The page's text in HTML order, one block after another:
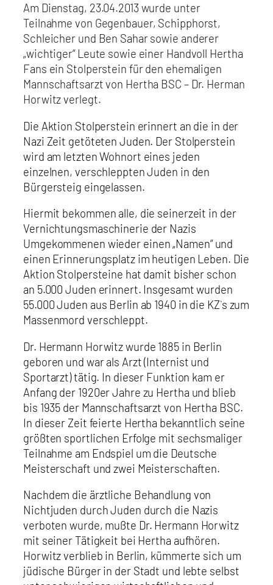
Am Dienstag, 23.04.2013 wurde unter
Teilnahme von Gegenbauer, Schipphorst,
Schleicher und Ben Sahar sowie anderer
„wichtiger“ Leute sowie einer Handvoll Hertha
Fans ein Stolperstein für den ehemaligen
Mannschaftsarzt von Hertha BSC – Dr. Herman
Horwitz verlegt.
Die Aktion Stolperstein erinnert an die in der
Nazi Zeit getöteten Juden. Der Stolperstein
wird am letzten Wohnort eines jeden
einzelnen, verschleppten Juden in den
Bürgersteig eingelassen.
Hiermit bekommen alle, die seinerzeit in der
Vernichtungsmaschinerie der Nazis
Umgekommenen wieder einen „Namen“ und
einen Erinnerungsplatz im heutigen Leben. Die
Aktion Stolpersteine hat damit bisher schon
an 5.000 Juden erinnert. Insgesamt wurden
55.000 Juden aus Berlin ab 1940 in die KZ`s zum
Massenmord verschleppt.
Dr. Hermann Horwitz wurde 1885 in Berlin
geboren und war als Arzt (Internist und
Sportarzt) tätig. In dieser Funktion kam er
Anfang der 1920er Jahre zu Hertha und blieb
bis 1935 der Mannschaftsarzt von Hertha BSC.
In dieser Zeit feierte Hertha bekanntlich seine
größten sportlichen Erfolge mit sechsmaliger
Teilnahme am Endspiel um die Deutsche
Meisterschaft und zwei Meisterschaften.
Nachdem die ärztliche Behandlung von
Nichtjuden durch Juden durch die Nazis
verboten wurde, mußte Dr. Hermann Horwitz
mit seiner Tätigkeit bei Hertha aufhören.
Horwitz verblieb in Berlin, kümmerte sich um
jüdische Bürger in der Stadt und lebte selbst